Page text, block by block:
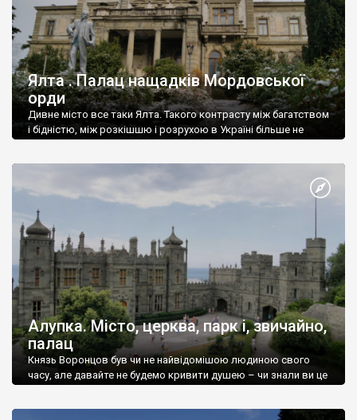
Ялта . Палац нащадків Мордовської
орди
Дивне місто все таки Ялта. Такого контрасту між багатством
і бідністю, між розкішшю і розрухою в Україні більше не
Алупка. Місто, церква, парк і, звичайно,
палац
Князь Воронцов був чи не найвідомішою людиною свого
часу, але давайте не будемо кривити душею – чи знали ви це